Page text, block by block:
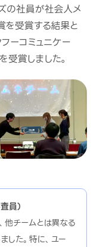
の社員が社会人メ
を受賞する結果と
ーコミュニケー
受賞しました。
員）
他チームとは異なる
した。特に、ユー